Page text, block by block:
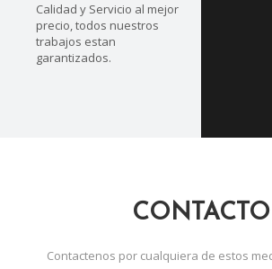
Calidad y Servicio al mejor
precio, todos nuestros
trabajos estan
garantizados.
CONTACTO
Contactenos por cualquiera de estos